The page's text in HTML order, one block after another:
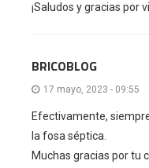
¡Saludos y gracias por
BRICOBLOG
17 mayo, 2023 - 09:55
Efectivamente,
la fosa séptica.
Muchas gracias por tu